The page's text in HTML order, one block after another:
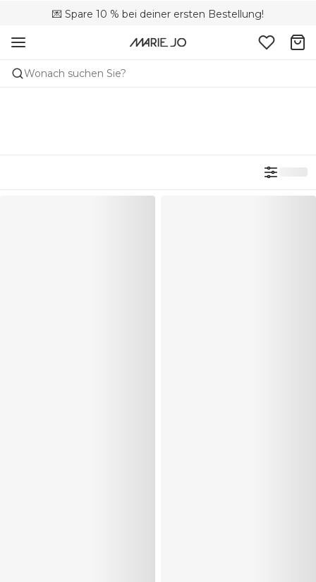
💌 Spare 10 % bei deiner ersten Bestellung!
🚚 Kostenloser Versand bei Bestellungen über CHF 150
📦 Kostenlose Rücksendungen
Wonach suchen Sie?